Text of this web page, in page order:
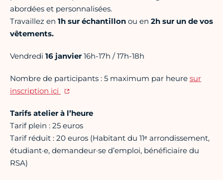
abordées et personnalisées.
Travaillez en 1h sur échantillon ou en 2h sur un de vos
vêtements.
Vendredi 16 janvier16h-17h / 17h-18h
Nombre de participants : 5 maximum par heure sur
inscription ici
Tarifs atelier à l’heure
Tarif plein : 25 euros
Tarif réduit : 20 euros (Habitant du 11ᵉ arrondissement,
étudiant·e, demandeur·se d’emploi, bénéficiaire du
RSA)